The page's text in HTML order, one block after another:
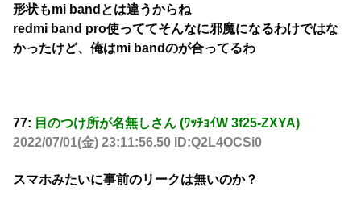
形状もmi bandとは違うからね
redmi band pro使っててそんなに邪魔になるわけではな
かったけど、俺はmi bandのが合ってるわ
77: 目のつけ所が名無しさん (ﾜｯﾁｮｲW 3f25-ZXYA)
2022/07/01(金) 23:11:56.50 ID:Q2L4OCSi0
スマホみたいに事前のリークは無いのか？